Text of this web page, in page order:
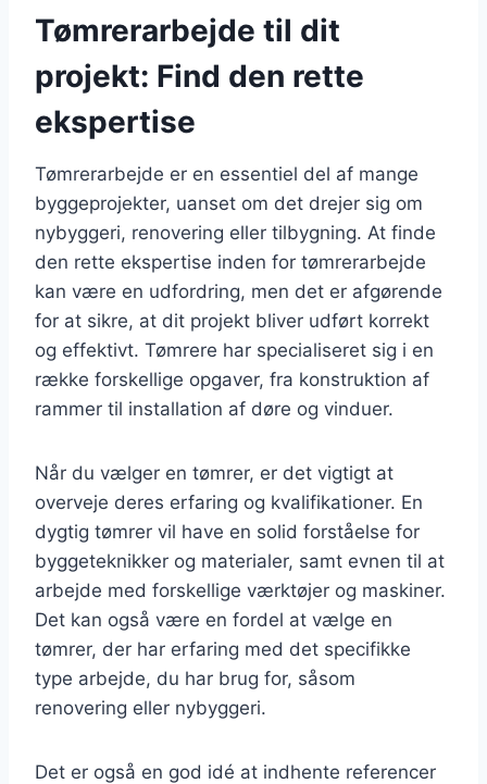
Tømrerarbejde til dit
projekt: Find den rette
ekspertise
Tømrerarbejde er en essentiel del af mange
byggeprojekter, uanset om det drejer sig om
nybyggeri, renovering eller tilbygning. At finde
den rette ekspertise inden for tømrerarbejde
kan være en udfordring, men det er afgørende
for at sikre, at dit projekt bliver udført korrekt
og effektivt. Tømrere har specialiseret sig i en
række forskellige opgaver, fra konstruktion af
rammer til installation af døre og vinduer.
Når du vælger en tømrer, er det vigtigt at
overveje deres erfaring og kvalifikationer. En
dygtig tømrer vil have en solid forståelse for
byggeteknikker og materialer, samt evnen til at
arbejde med forskellige værktøjer og maskiner.
Det kan også være en fordel at vælge en
tømrer, der har erfaring med det specifikke
type arbejde, du har brug for, såsom
renovering eller nybyggeri.
Det er også en god idé at indhente referencer